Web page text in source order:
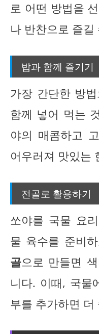
로 어떤 방법을
나 반찬으로 즐길
밥과 함께 즐기기
가장 간단한 방
함께 넣어 먹는
야의 매콤하고
어우러져 맛있는
전골로 활용하기
쏘야를 국물 요
물 육수를 준비
골으로 만들면
니다. 이때, 국물
부를 추가하면 더